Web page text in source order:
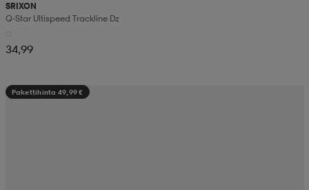
SRIXON
Q-Star Ultispeed Trackline Dz
34,99
Pakettihinta 49,99 €